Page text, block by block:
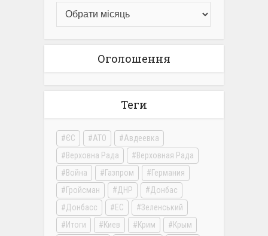
Оголошення
Теги
ЄС АТО
Авдеевка
Верховна Рада
Верховная Рада
Война
Газпром
Германия
Гройсман
ДНР
Донбас
Донбасс
ЕС
Зеленський
Итоги
Киев Крим
Крым